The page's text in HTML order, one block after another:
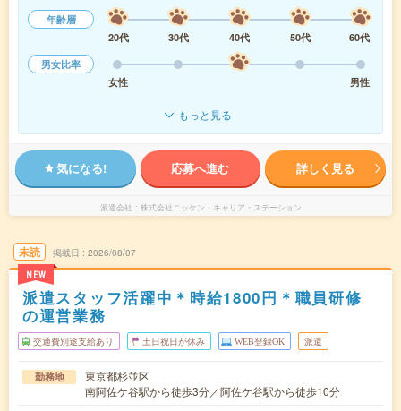
年齢層
20代
30代 40代 50代
60代
男女比率
女性
男性
もっと見る
気になる! 応募へ進む 詳しく見る
派遣会社 株式会社ニッケン・キャリア・ステーション
未読
NEW
掲載日 2026/08/07
派遣スタッフ活躍中＊時給1800円＊職員研修
の運営業務
交通費別途支給あり 土日祝日が休み WEB登録OK 派遣
勤務地
東京都杉並区
南阿佐ケ谷駅から徒歩3分／阿佐ケ谷駅から徒歩10分